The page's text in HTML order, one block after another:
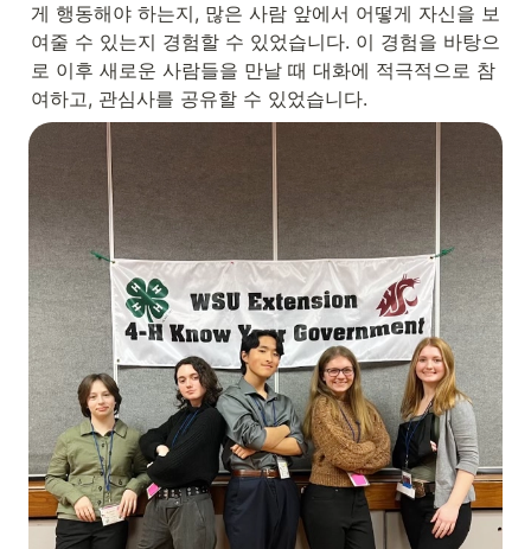
게 행동해야 하는지, 많은 사람 앞에서 어떻게 자신을 보
여줄 수 있는지 경험할 수 있었습니다. 이 경험을 바탕으
로 이후 새로운 사람들을 만날 때 대화에 적극적으로 참
여하고, 관심사를 공유할 수 있었습니다.